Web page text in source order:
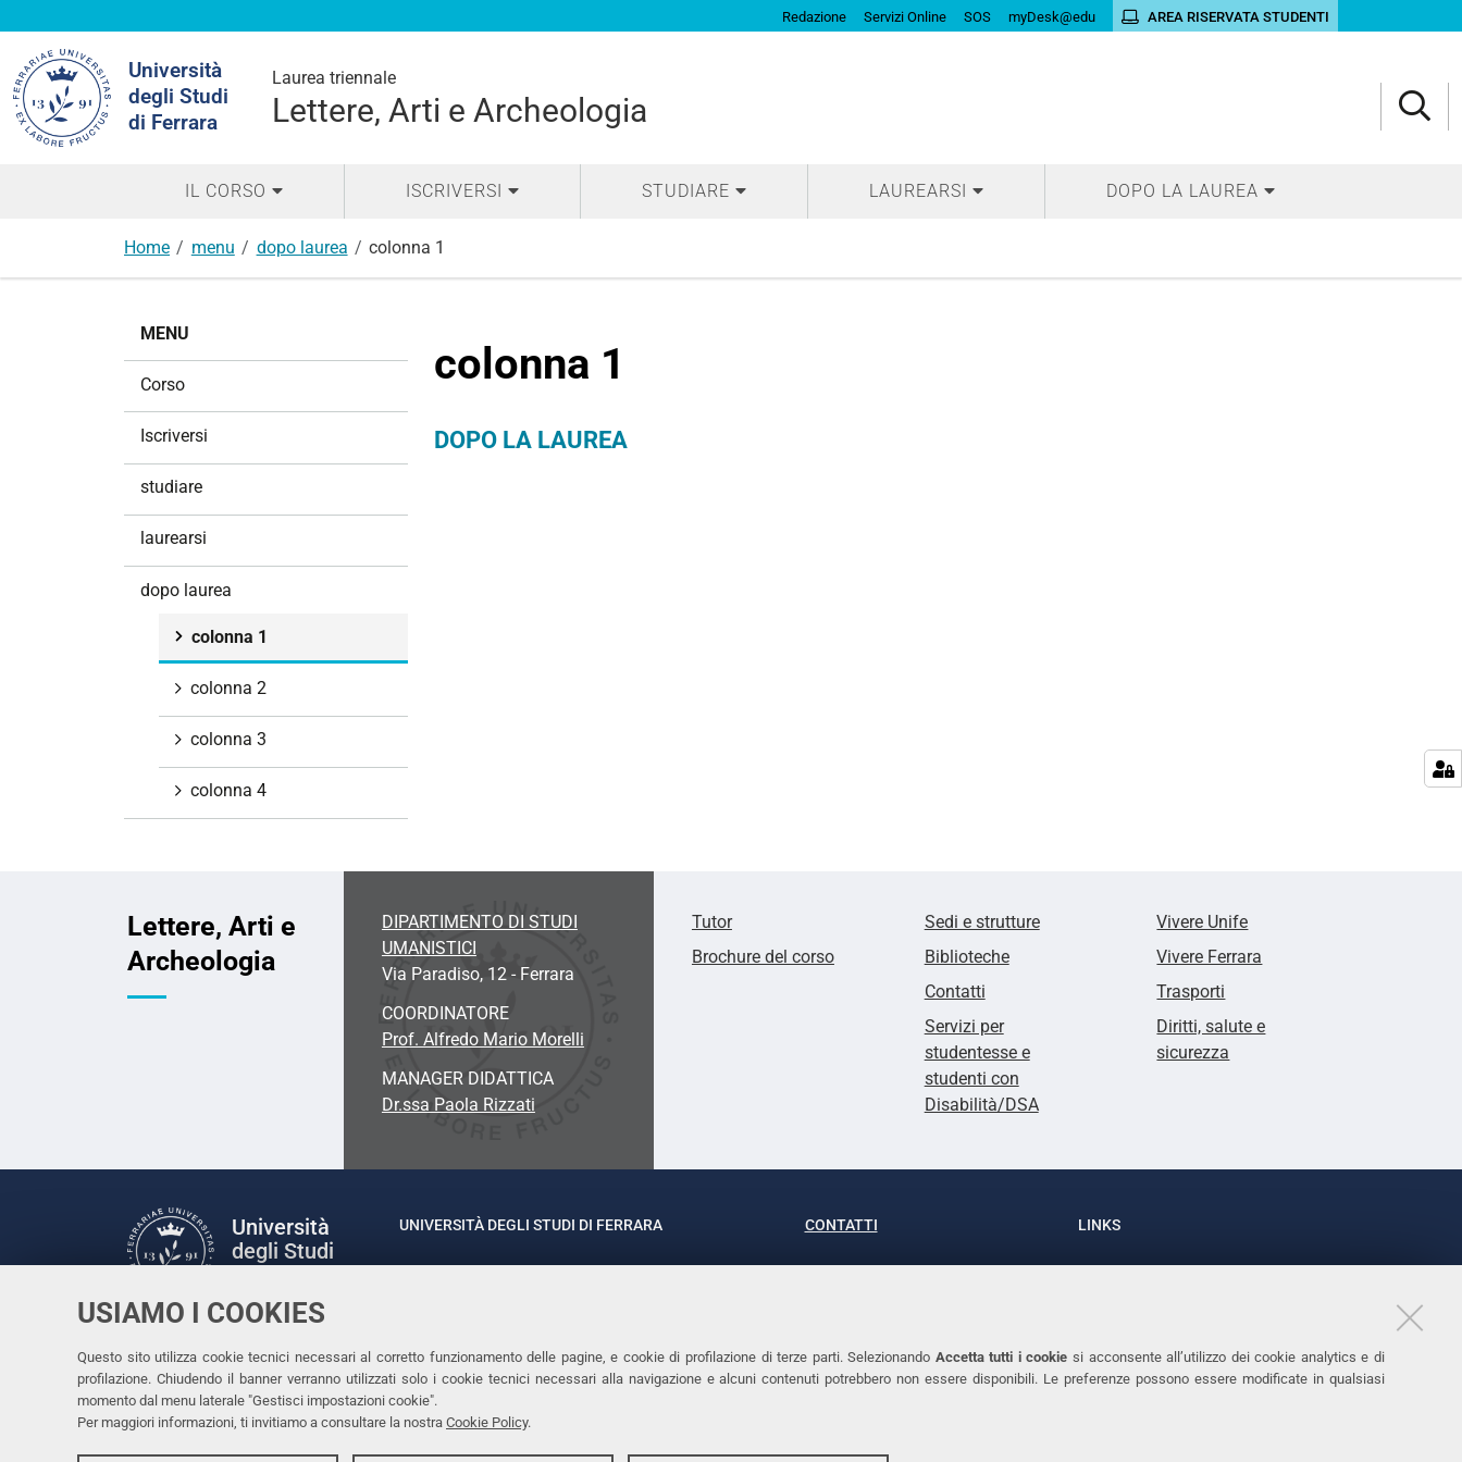
USIAMO I COOKIES
Questo sito utilizza cookie tecnici necessari al corretto funzionamento delle pagine, e cookie di profilazione di terze parti. Selezionando Accetta tutti i cookie si acconsente all’utilizzo dei cookie analytics e di
profilazione. Chiudendo il banner verranno utilizzati solo i cookie tecnici necessari alla navigazione e alcuni contenuti potrebbero non essere disponibili. Le preferenze possono essere modificate in qualsiasi
momento dal menu laterale "Gestisci impostazioni cookie".
Per maggiori informazioni, ti invitiamo a consultare la nostra Cookie Policy.
Redazione Servizi Online SOS myDesk@edu AREA RISERVATA STUDENTI
Università
degli Studi
di Ferrara
Laurea triennale
Lettere, Arti e Archeologia
nel
sito
IL CORSO ISCRIVERSI STUDIARE LAUREARSI DOPO LA LAUREA
Home menu dopo laurea colonna 1
colonna 1
DOPO LA LAUREA
MENU
Corso
Iscriversi
studiare
laurearsi
dopo laurea
colonna 1
colonna 2
colonna 3
colonna 4
Lettere, Arti e
Archeologia
DIPARTIMENTO DI STUDI
UMANISTICI
Via Paradiso, 12 - Ferrara
COORDINATORE
Prof. Alfredo Mario Morelli
MANAGER DIDATTICA
Dr.ssa Paola Rizzati
Tutor
Brochure del corso
Sedi e strutture
Biblioteche
Contatti
Servizi per
studentesse e
studenti con
Disabilità/DSA
Vivere Unife
Vivere Ferrara
Trasporti
Diritti, salute e
sicurezza
Università
degli Studi
Facebook
LinkedinInstagram
Youtube
UNIVERSITÀ DEGLI STUDI DI FERRARA
Rettrice: Prof.ssa Laura Ramaciotti
CONTATTI
Tel. +39 0532 293111
LINKS
Accessibilità
Cookies